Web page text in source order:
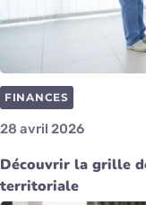
FINANCES
28 avril 2026
Découvrir la grille
territoriale